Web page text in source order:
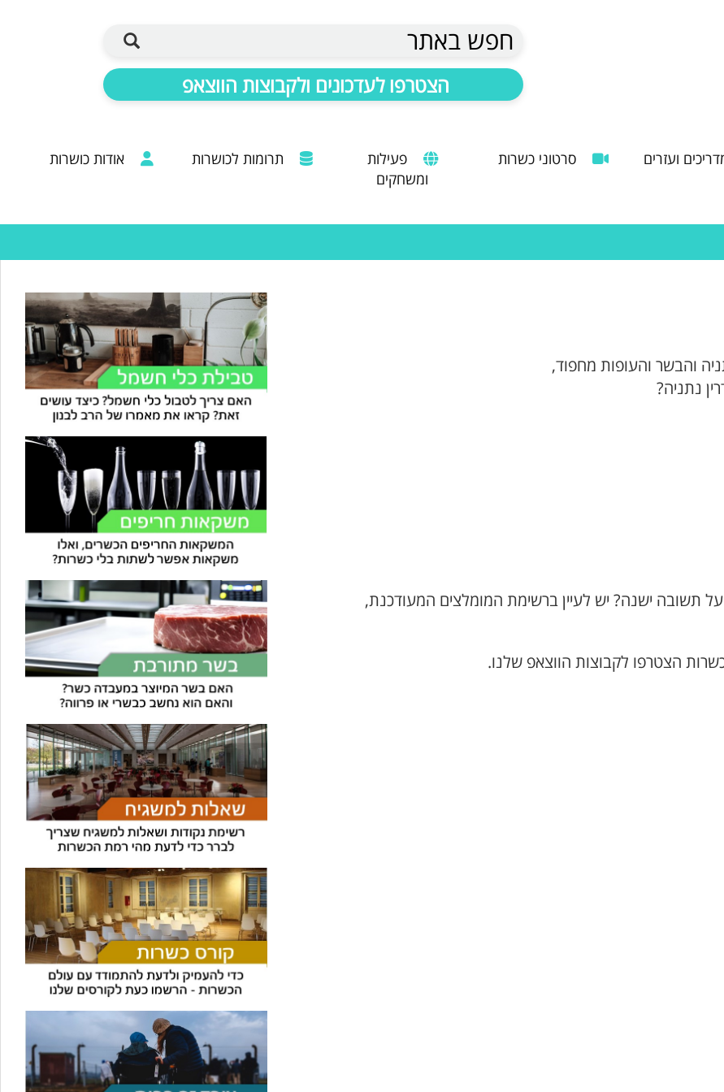
חפש באתר
הצטרפו לעדכונים ולקבוצות הווצאפ
ועזרים סרטוני כשרות
פעילות
ומשחקים
תרומות לכושרות אודות כושרות
והבשר והעופות מחפוד,
נתניה?
תשובה ישנה? יש לעיין ברשימת המומלצים המעודכנת,
הצטרפו לקבוצות הווצאפ שלנו.
עוזר הכשרות של כושרות
🪲 בדיקת חרקים
חרקים בפירות, ירקות וקטניות